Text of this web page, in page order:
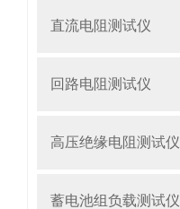
直流电阻测试仪
回路电阻测试仪
高压绝缘电阻测试仪
蓄电池组负载测试仪